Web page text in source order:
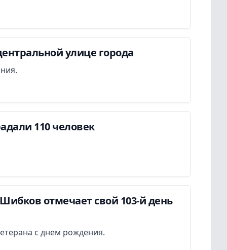
улице города
110 человек
отмечает свой 103-й день
с днем рождения.